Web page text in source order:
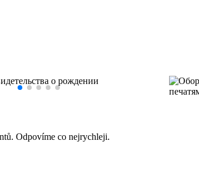
Odpovíme co nejrychleji.